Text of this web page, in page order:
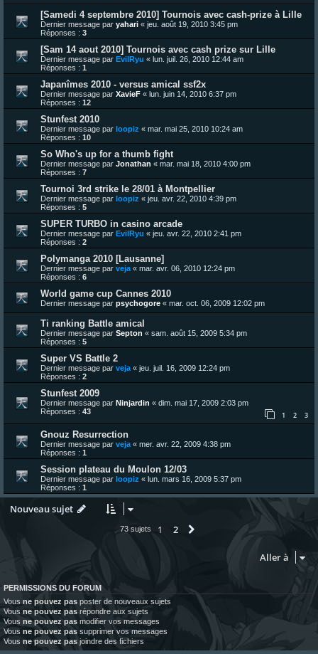
[Samedi 4 septembre 2010] Tournois avec cash-prize à Lille
Dernier message par yahari « jeu. août 19, 2010 3:45 pm
Réponses : 3
[Sam 14 aout 2010] Tournois avec cash prize sur Lille
Dernier message par EvilRyu « lun. juil. 26, 2010 12:44 am
Réponses : 1
Japanîmes 2010 - versus amical ssf2x
Dernier message par XavieF « lun. juin 14, 2010 6:37 pm
Réponses : 12
Stunfest 2010
Dernier message par loopiz « mar. mai 25, 2010 10:24 am
Réponses : 10
So Who's up for a thumb fight
Dernier message par Jonathan « mar. mai 18, 2010 4:00 pm
Réponses : 7
Tournoi 3rd strike le 28/01 à Montpellier
Dernier message par loopiz « jeu. avr. 22, 2010 4:39 pm
Réponses : 5
SUPER TURBO in casino arcade
Dernier message par EvilRyu « jeu. avr. 22, 2010 2:41 pm
Réponses : 2
Polymanga 2010 [Lausanne]
Dernier message par veja « mar. avr. 06, 2010 12:24 pm
Réponses : 6
World game cup Cannes 2010
Dernier message par psychogore « mar. oct. 06, 2009 12:02 pm
Ti ranking Battle amical
Dernier message par Septon « sam. août 15, 2009 5:34 pm
Réponses : 5
Super VS Battle 2
Dernier message par veja « jeu. juil. 16, 2009 12:24 pm
Réponses : 2
Stunfest 2009
Dernier message par Ninjardin « dim. mai 17, 2009 2:03 pm
Réponses : 43 1 2 3
Gnouz Resurrection
Dernier message par veja« mer. avr. 22, 2009 4:38 pm
Réponses : 1
Session plateau du Moulon 12/03
Dernier message par loopiz « lun. mars 16, 2009 5:37 pm
Réponses : 1
Nouveau sujet
73 sujets 1 2 Suivante
Aller à
PERMISSIONS DU FORUM
Vous ne pouvez pas poster de nouveaux sujets
Vous ne pouvez pas répondre aux sujets
Vous ne pouvez pas modifier vos messages
Vous ne pouvez pas supprimer vos messages
Vous ne pouvez pas joindre des fichiers